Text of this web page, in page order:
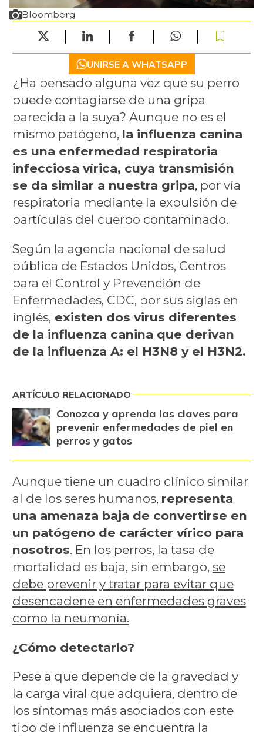
Bloomberg
UNIRSE A WHATSAPP
¿Ha pensado alguna vez que su perro
puede contagiarse de una gripa
parecida a la suya? Aunque no es el
mismo patógeno, la influenza canina
es una enfermedad respiratoria
infecciosa vírica, cuya transmisión
se da similar a nuestra gripa, por vía
respiratoria mediante la expulsión de
partículas del cuerpo contaminado.
Según la agencia nacional de salud
pública de Estados Unidos, Centros
para el Control y Prevención de
Enfermedades, CDC, por sus siglas en
inglés, existen dos virus diferentes
de la influenza canina que derivan
de la influenza A: el H3N8 y el H3N2.
ARTÍCULO RELACIONADO
Conozca y aprenda las claves para
prevenir enfermedades de piel en
perros y gatos
Aunque tiene un cuadro clínico similar
al de los seres humanos, representa
una amenaza baja de convertirse en
un patógeno de carácter vírico para
nosotros. En los perros, la tasa de
mortalidad es baja, sin embargo, se
debe prevenir y tratar para evitar que
desencadene en enfermedades graves
como la neumonía.
¿Cómo detectarlo?
Pese a que depende de la gravedad y
la carga viral que adquiera, dentro de
los síntomas más asociados con este
tipo de influenza se encuentra la